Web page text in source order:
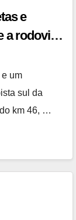
e
a rodovia
um
sul da
km 46, …